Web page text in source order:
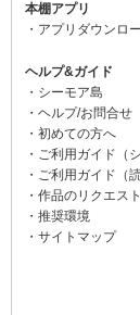
本棚アプリ
アプリダウンロ
ヘルプ&ガイド
シーモア島
ヘルプ/お問合せ
初めての方へ
ご利用ガイド（
ご利用ガイド（
作品のリクエスト
推奨環境
サイトマップ